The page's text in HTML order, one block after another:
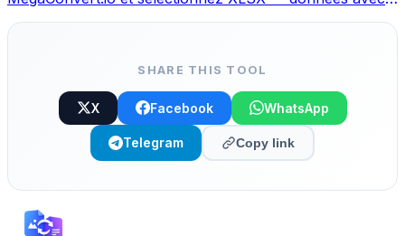
SHARE THIS TOOL
X Facebook WhatsApp
Telegram Copy link